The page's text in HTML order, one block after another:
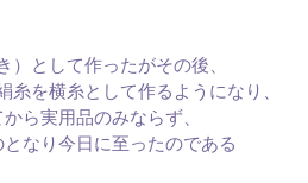
として作ったがその後、
を横糸として作るようになり、
ら実用品のみならず、
なり今日に至ったのである